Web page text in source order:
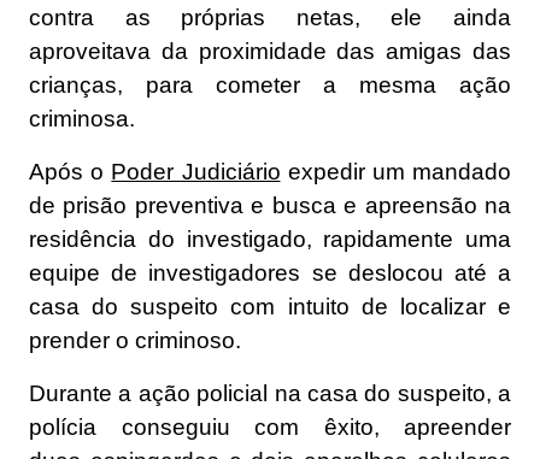
contra as próprias netas, ele ainda
aproveitava da proximidade das amigas das
crianças, para cometer a mesma ação
criminosa.
Após o Poder Judiciário expedir um mandado
de prisão preventiva e busca e apreensão na
residência do investigado, rapidamente uma
equipe de investigadores se deslocou até a
casa do suspeito com intuito de localizar e
prender o criminoso.
Durante a ação policial na casa do suspeito, a
polícia conseguiu com êxito, apreender